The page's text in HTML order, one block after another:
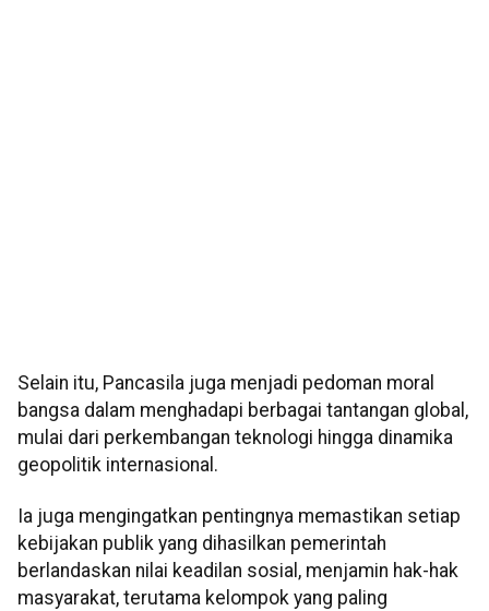
Selain itu, Pancasila juga menjadi pedoman moral
bangsa dalam menghadapi berbagai tantangan global,
mulai dari perkembangan teknologi hingga dinamika
geopolitik internasional.
Ia juga mengingatkan pentingnya memastikan setiap
kebijakan publik yang dihasilkan pemerintah
berlandaskan nilai keadilan sosial, menjamin hak-hak
masyarakat, terutama kelompok yang paling